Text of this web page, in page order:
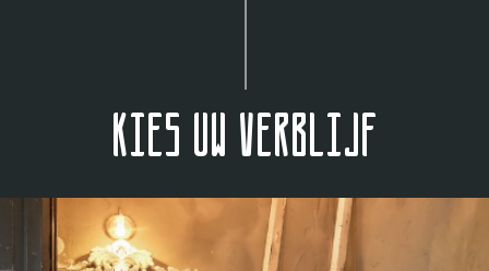
Kies uw verblijf